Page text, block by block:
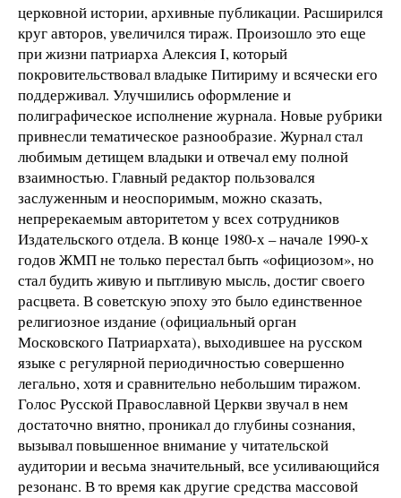
церковной истории, архивные публикации. Расширился
круг авторов, увеличился тираж. Произошло это еще
при жизни патриарха Алексия I, который
покровительствовал владыке Питириму и всячески его
поддерживал. Улучшились оформление и
полиграфическое исполнение журнала. Новые рубрики
привнесли тематическое разнообразие. Журнал стал
любимым детищем владыки и отвечал ему полной
взаимностью. Главный редактор пользовался
заслуженным и неоспоримым, можно сказать,
непререкаемым авторитетом у всех сотрудников
Издательского отдела. В конце 1980-х – начале 1990-х
годов ЖМП не только перестал быть «официозом», но
стал будить живую и пытливую мысль, достиг своего
расцвета. В советскую эпоху это было единственное
религиозное издание (официальный орган
Московского Патриархата), выходившее на русском
языке с регулярной периодичностью совершенно
легально, хотя и сравнительно небольшим тиражом.
Голос Русской Православной Церкви звучал в нем
достаточно внятно, проникал до глубины сознания,
вызывал повышенное внимание у читательской
аудитории и весьма значительный, все усиливающийся
резонанс. В то время как другие средства массовой